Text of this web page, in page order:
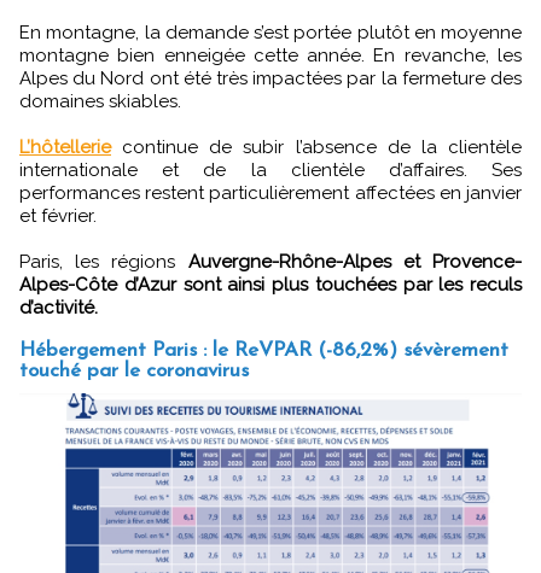
En montagne, la demande s’est portée plutôt en moyenne
montagne bien enneigée cette année. En revanche, les
Alpes du Nord ont été très impactées par la fermeture des
domaines skiables.
L’hôtelleriecontinue de subir l’absence de la clientèle
internationale et de la clientèle d’affaires. Ses
performances restent particulièrement affectées en janvier
et février.
Paris, les régions Auvergne-Rhône-Alpes et Provence-
Alpes-Côte d’Azur sont ainsi plus touchées par les reculs
d’activité.
Hébergement Paris : le ReVPAR (-86,2%) sévèrement
touché par le coronavirus